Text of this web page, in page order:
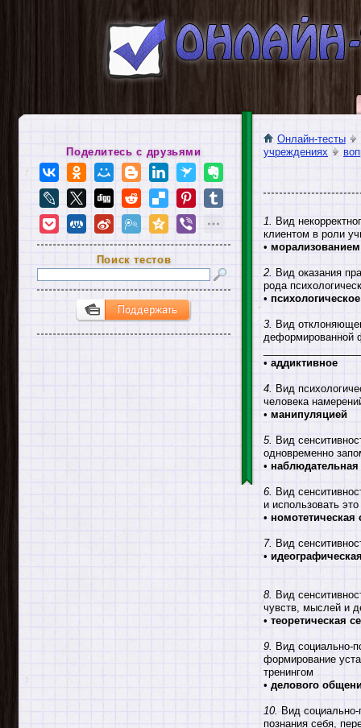
Онлайн-тесты
учреждениях
1.
Вид
клиентом в роли
• морализованием
2. Вид оказания
рода
•
3. Вид
деформированной
• аддиктивное
4. Вид
человека
• манипуляцией
5. Вид
одновременно
• наблюдательная
6. Вид
и использовать
• номотетическая
7. Вид
•
8. Вид
чувств, мыслей и
• теоретическая
9. Вид социально-
формирование
тренингом
• делового
10. Вид социально-
познания себя,
Поделитесь с друзьями
Поиск тестов